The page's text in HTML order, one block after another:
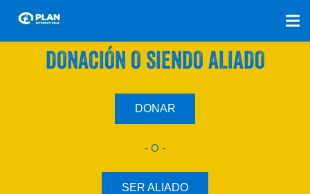
SÚMATE A NUESTRO PLAN CON UNA
DONACIÓN O SIENDO ALIADO
DONAR
- O -
SER ALIADO